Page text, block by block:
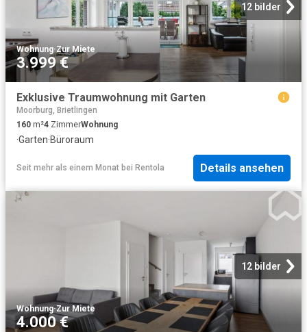
12 bilder
Wohnung·Zur Miete
3.999 €
Exklusive Traumwohnung mit Garten
Moorburg, Brietlingen
160 m²4 ZimmerWohnung
·Garten·Büroraum
Seit mehr als einem Monat bei Rentola Details ansehen
12 bilder
Wohnung·Zur Miete
4.000 €